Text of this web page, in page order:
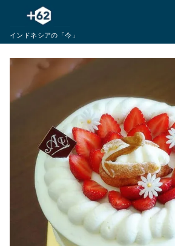
テインドネシアの「今」